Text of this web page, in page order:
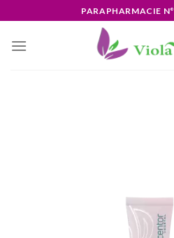
to
content
PARAPHARMACIE